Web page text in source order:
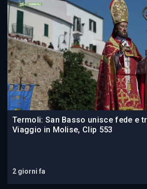
Termoli: San Basso unisce fede e
Viaggio in Molise, Clip 553
2 giorni fa